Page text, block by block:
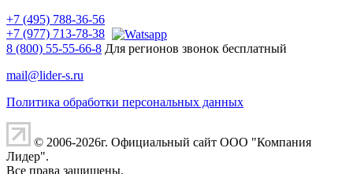
+7 (495) 788-36-56
+7 (977) 713-78-38
8 (800) 55-55-66-8 Для регионов звонок бесплатный
mail@lider-s.ru
Политика обработки персональных данных
© 2006-2026г. Официальный сайт ООО "Компания
Лидер".
Все права защищены.